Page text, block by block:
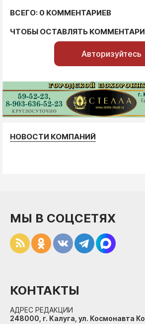
ВСЕГО: 0 КОММЕНТАРИЕВ
ЧТОБЫ ОСТАВЛЯТЬ
Авторизуйтесь
НОВОСТИ КОМПАНИЙ
МЫ В СОЦСЕТЯХ
КОНТАКТЫ
АДРЕС РЕДАКЦИИ
248000, г. Калуга, ул. Космонавта